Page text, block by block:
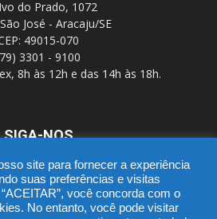
do Prado, 1072
José - Aracaju/SE
49015-070
3301 - 9100
8h às 12h e das 14h às 18h.
SIGA-NOS
site para fornecer a experiência
suas preferências e visitas
você concorda com o
No entanto, você pode visitar